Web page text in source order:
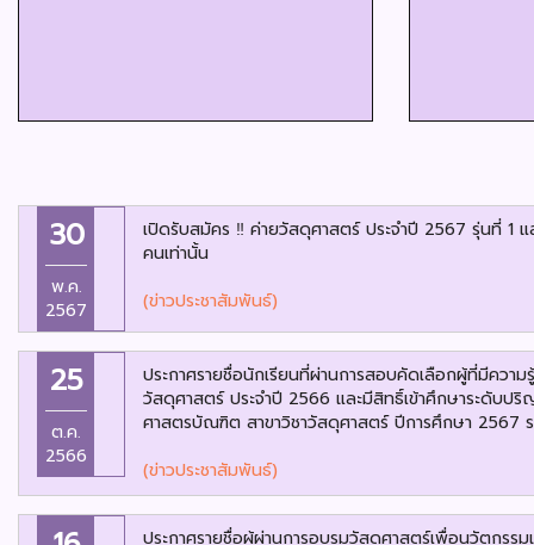
30
พ.ค.
2567
เปิดรับสมัคร ‼️ ค่ายวัสดุศาสตร์ ประจำปี 2567 รุ่นที่ 1
คนเท่านั้น
(ข่าวประชาสัมพันธ์)
25
ต.ค.
2566
ประกาศรายชื่อนักเรียนที่ผ่านการสอบคัดเลือกผู้ที่มีความ
วัสดุศาสตร์ ประจำปี 2566 และมีสิทธิ์เข้าศึกษาระดับป
ศาสตรบัณฑิต สาขาวิชาวัสดุศาสตร์ ปีการศึกษา 2567
(ข่าวประชาสัมพันธ์)
ประกาศรายชื่อผู้ผ่านการอบรมวัสดุศาสตร์เพื่อนวัตกรร